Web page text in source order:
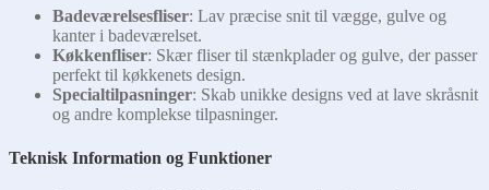
Badeværelsesfliser: Lav præcise snit til vægge, gulve og
kanter i badeværelset.
Køkkenfliser: Skær fliser til stænkplader og gulve, der passer
perfekt til køkkenets design.
Specialtilpasninger: Skab unikke designs ved at lave skråsnit
og andre komplekse tilpasninger.
Teknisk Information og Funktioner